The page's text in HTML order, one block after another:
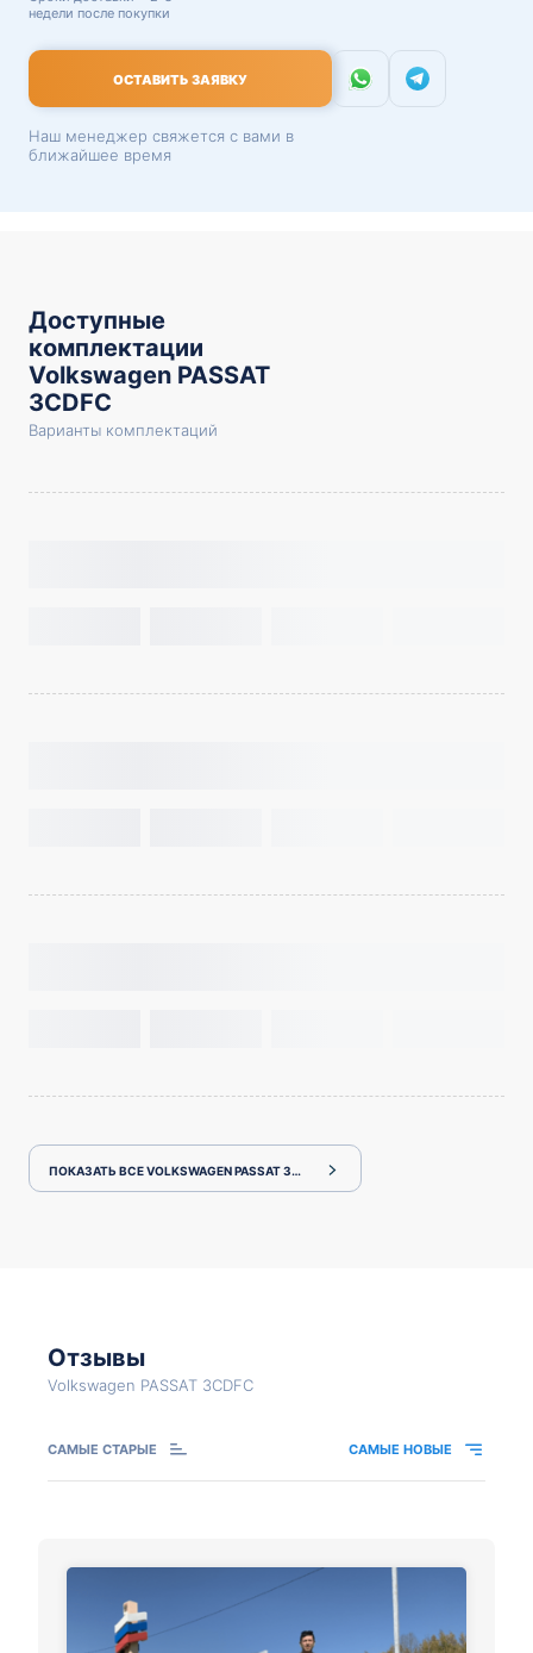
недели после покупки
ОСТАВИТЬ ЗАЯВКУ
Наш менеджер свяжется с вами в
ближайшее время
Доступные
комплектации
Volkswagen PASSAT
3CDFC
Варианты комплектаций
ПОКАЗАТЬ ВСЕ VOLKSWAGEN PASSAT 3CDFC
Отзывы
Volkswagen PASSAT 3CDFC
САМЫЕ СТАРЫЕ САМЫЕ НОВЫЕ